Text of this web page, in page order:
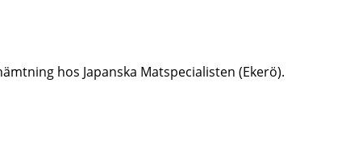
hos Japanska Matspecialisten (Ekerö).